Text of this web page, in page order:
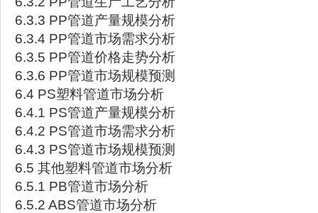
6.3.3 PP管道产量规模分析
6.3.4 PP管道市场需求分析
6.3.5 PP管道价格走势分析
6.3.6 PP管道市场规模预测
6.4 PS塑料管道市场分析
6.4.1 PS管道产量规模分析
6.4.2 PS管道市场需求分析
6.4.3 PS管道市场规模预测
6.5 其他塑料管道市场分析
6.5.1 PB管道市场分析
6.5.2 ABS管道市场分析